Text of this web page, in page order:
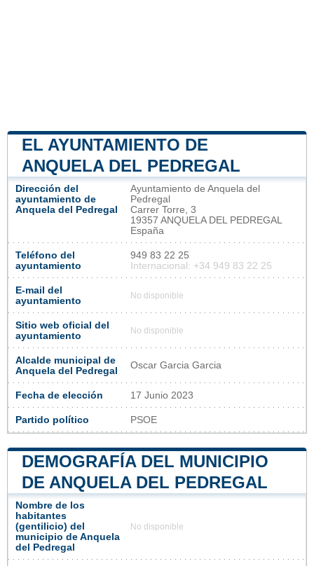
EL AYUNTAMIENTO DE
ANQUELA DEL PEDREGAL
Dirección del
ayuntamiento de
Anquela del Pedregal
Ayuntamiento de Anquela del
Pedregal
Carrer Torre, 3
19357 ANQUELA DEL PEDREGAL
España
Teléfono del
ayuntamiento
949 83 22 25
Internacional: +34 949 83 22 25
E-mail del
ayuntamiento
No disponible
Sitio web oficial del
ayuntamiento
No disponible
Alcalde municipal de
Anquela del Pedregal
Oscar Garcia Garcia
Fecha de elección 17 Junio 2023
Partido político PSOE
DEMOGRAFÍA DEL MUNICIPIO
DE ANQUELA DEL PEDREGAL
Nombre de los
habitantes
(gentilicio) del
municipio de Anquela
del Pedregal
No disponible